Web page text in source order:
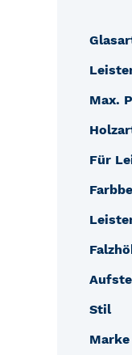
Max.
Für
Stil
Marke